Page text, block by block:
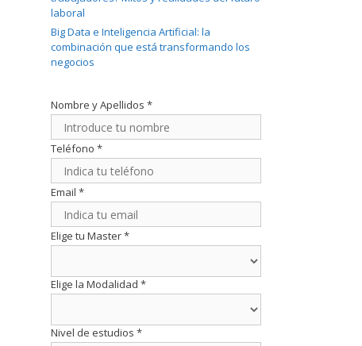
laboral
Big Data e Inteligencia Artificial: la
combinación que está transformando los
negocios
Nombre y Apellidos *
Teléfono *
Email *
Elige tu Master*
Elige la Modalidad *
Nivel de estudios *